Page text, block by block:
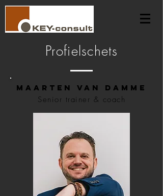
Senior trainer & coach
Maarten Van Damme
Profielschets